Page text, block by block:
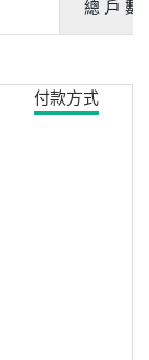
總 戶 數
付款方式